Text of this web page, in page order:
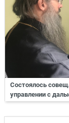
Состоялось
управлении с